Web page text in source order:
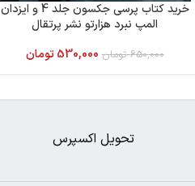
خرید کتاب پرسی جکسون جلد 4 و ایزدان
المپ نبرد هزارتو نشر پرتقال
650,000 تومان 530,000 تومان
تحویل اکسپرس